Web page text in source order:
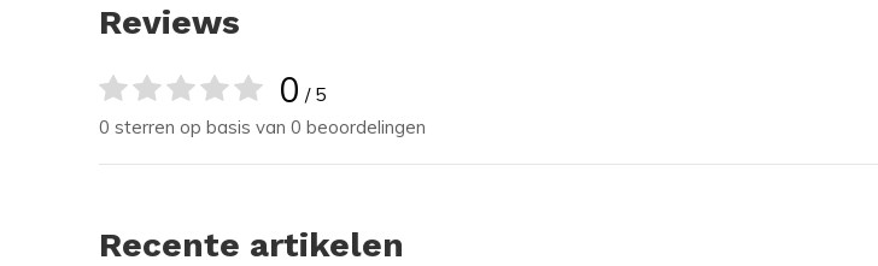
Reviews
0 / 5
0 sterren op basis van 0 beoordelingen
Recente artikelen